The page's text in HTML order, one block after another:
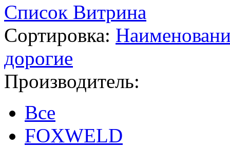
Список Витрина
Сортировка:
дорогие
Производитель:
Все
FOXWELD